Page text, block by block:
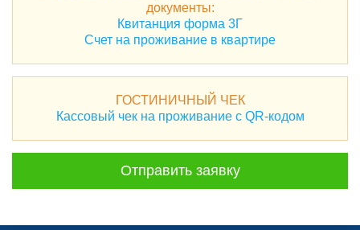
документы:
Квитанция форма 3Г
Счет на проживание в квартире
ГОСТИНИЧНЫЙ ЧЕК
Кассовый чек на проживание с QR-кодом
Отправить заявку